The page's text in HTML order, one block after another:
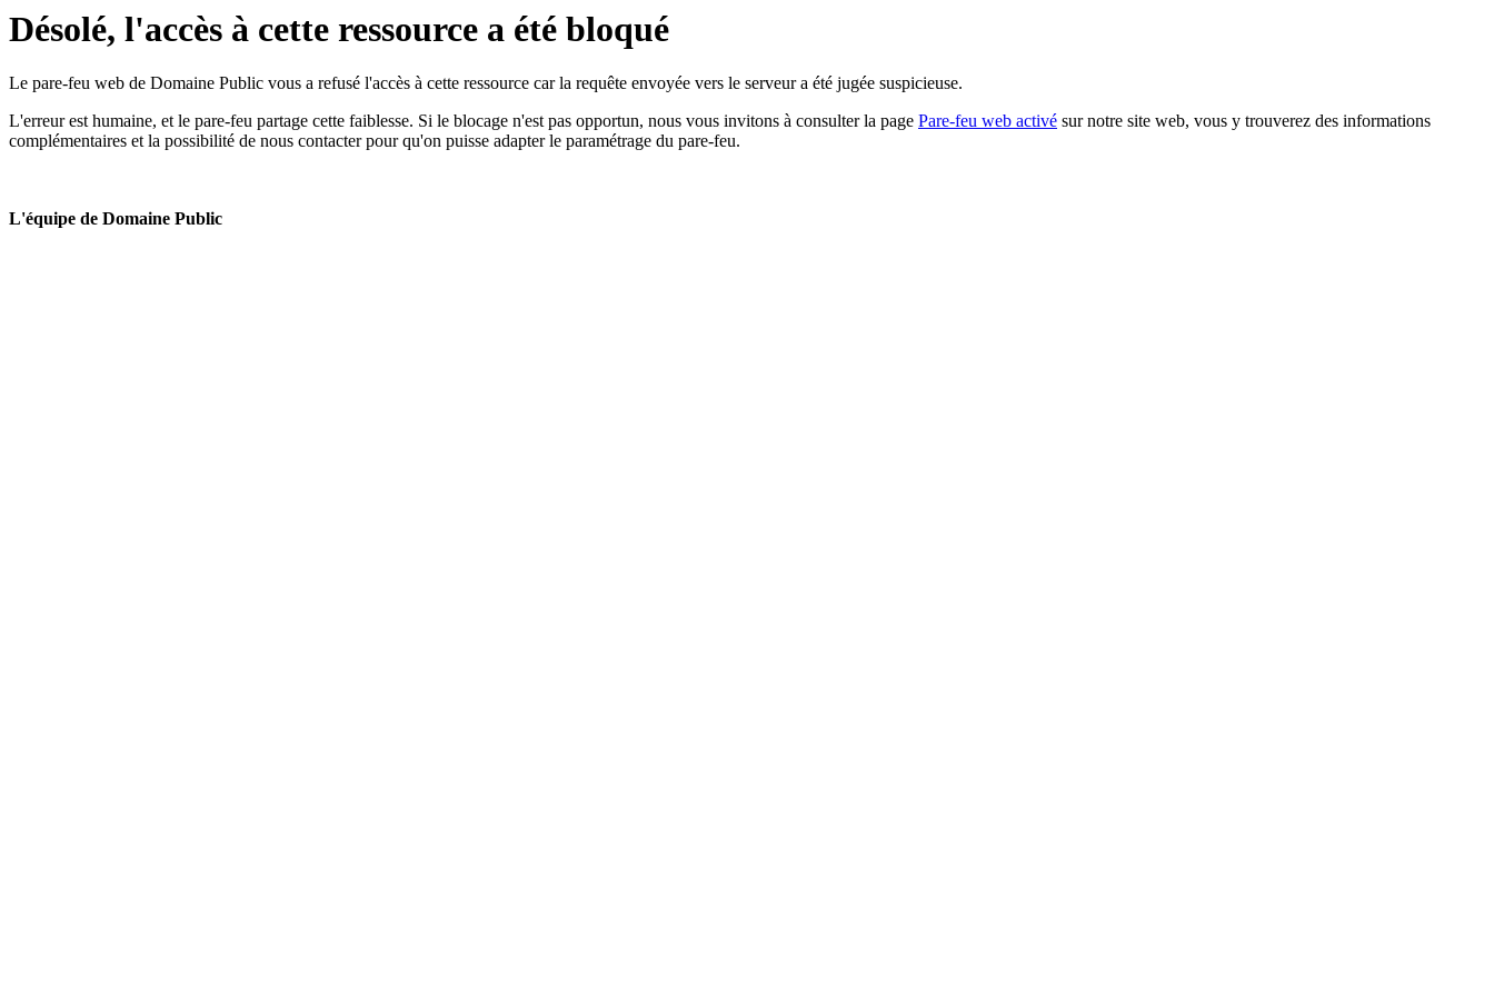
Désolé, l'accès à cette ressource a été bloqué
Le pare-feu web de Domaine Public vous a refusé l'accès à cette ressource car la requête envoyée vers le serveur a été jugée suspicieuse.
L'erreur est humaine, et le pare-feu partage cette faiblesse. Si le blocage n'est pas opportun, nous vous invitons à consulter la page Pare-feu web activé sur notre site web, vous y trouverez des informations
complémentaires et la possibilité de nous contacter pour qu'on puisse adapter le paramétrage du pare-feu.
L'équipe de Domaine Public